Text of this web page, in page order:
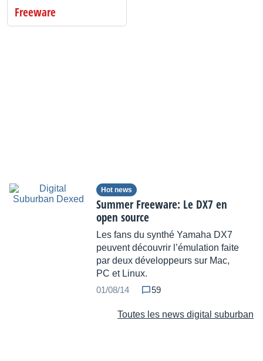
Freeware
Hot news
Summer Freeware: Le DX7 en
open source
Les fans du synthé Yamaha DX7
peuvent découvrir l’émulation faite
par deux développeurs sur Mac,
PC et Linux.
01/08/14
59
Toutes les news digital suburban